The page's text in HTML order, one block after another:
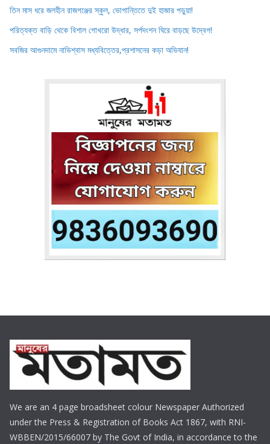
তিন মাস ধরে জলহীন রাজগঞ্জের স্কুল, ভোগান্তিতে দুই হাজার পড়ুয়া!
পরিত্যক্ত বাড়ি থেকে বিশাল গোখরো উদ্ধার, সর্পদংশন ঘিরে বাড়ছে উদ্বেগ!
সবজির আগুনদামে নাভিশ্বাস মধ্যবিত্তের,প্রশাসনের কড়া অভিযান!
We are an 4 page broadsheet colour Newspaper Authorized
under the Press & Registration of Books Act 1867, with RNI-
WBBEN/2015/66007 by The Govt of India, in accordance to the